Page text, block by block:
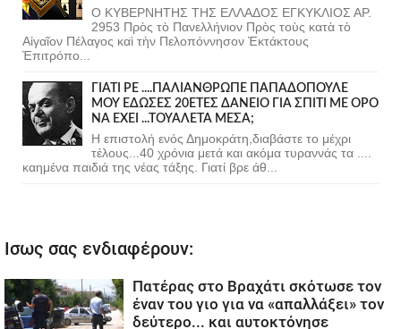
Ο ΚΥΒΕΡΝΗΤΗΣ ΤΗΣ ΕΛΛΑΔΟΣ ΕΓΚΥΚΛΙΟΣ ΑΡ.
2953 Πρὸς τὸ Πανελλήνιον Πρὸς τοὺς κατὰ τὸ
Αἰγαῖον Πέλαγος καὶ τὴν Πελοπόννησον Ἐκτάκτους
Ἐπιτρόπο...
ΓΙΑΤΙ ΡΕ ....ΠΑΛΙΑΝΘΡΩΠΕ ΠΑΠΑΔΟΠΟΥΛΕ
ΜΟΥ ΕΔΩΣΕΣ 20ΕΤΕΣ ΔΑΝΕΙΟ ΓΙΑ ΣΠΙΤΙ ΜΕ ΟΡΟ
ΝΑ ΕΧΕΙ ...ΤΟΥΑΛΕΤΑ ΜΕΣΑ;
Η επιστολή ενός Δημοκράτη,διαβάστε το μέχρι
τέλους...40 χρόνια μετά και ακόμα τυραννάς τα ....
καημένα παιδιά της νέας τάξης. Γιατί βρε άθ...